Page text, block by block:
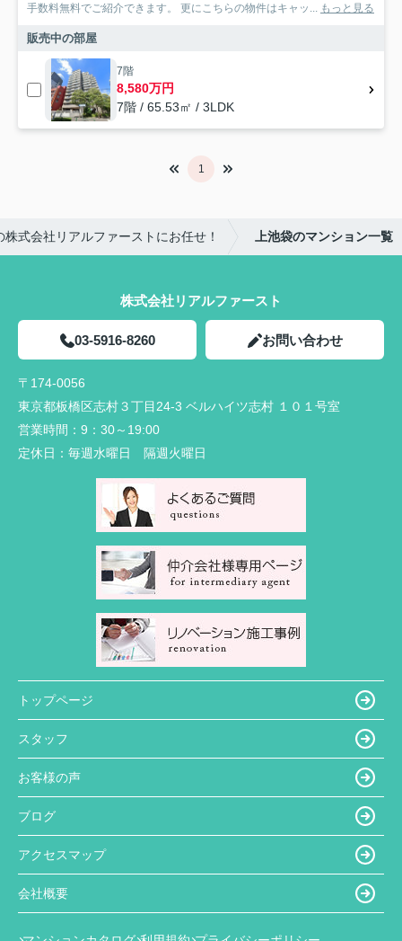
手数料無料でご紹介できます。 更にこちらの物件はキャッ... もっと見る
販売中の部屋
7階
8,580万円
7階 / 65.53㎡ / 3LDK
1
式会社リアルファーストにお任せ！ 上池袋のマンション一覧
株式会社リアルファースト
03-5916-8260 お問い合わせ
〒174-0056
東京都板橋区志村３丁目24-3 ベルハイツ志村 １０１号室
営業時間： 9：30～19:00
定休日： 毎週水曜日 隔週火曜日
トップページ
スタッフ
お客様の声
ブログ
アクセスマップ
会社概要